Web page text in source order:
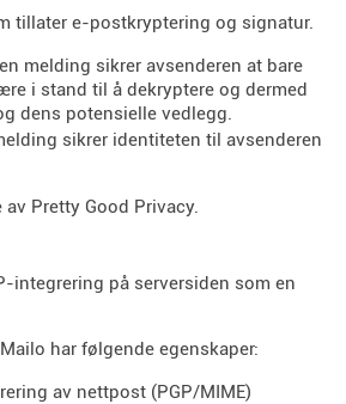
tillater e-postkryptering og signatur.
melding sikrer avsenderen at bare
i stand til å dekryptere og dermed
dens potensielle vedlegg.
sikrer identiteten til avsenderen
av Pretty Good Privacy.
integrering på serversiden som en
har følgende egenskaper:
av nettpost (PGP/MIME)